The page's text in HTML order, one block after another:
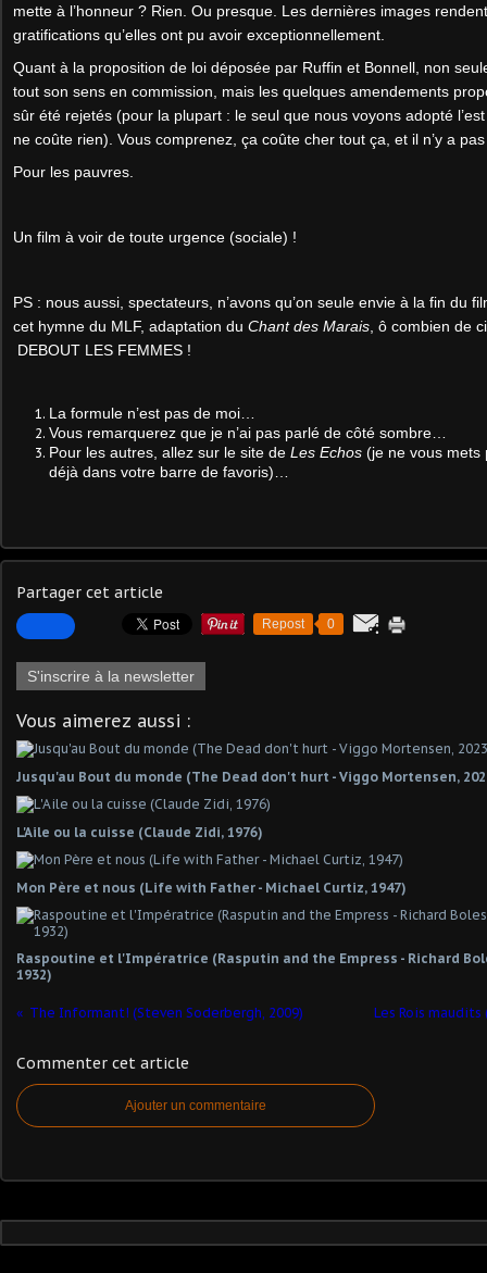
mette à l’honneur ? Rien. Ou presque. Les dernières images
gratifications qu’elles ont pu avoir exceptionnellement.
Quant à la proposition de loi déposée par Ruffin et Bonnell, non
tout son sens en commission, mais les quelques amendements
sûr été rejetés (pour la plupart : le seul que nous voyons adopté
ne coûte rien). Vous comprenez, ça coûte cher tout ça, et il n’y a
Pour les pauvres.
Un film à voir de toute urgence (sociale) !
PS : nous aussi, spectateurs, n’avons qu’on seule envie à la fin du
cet hymne du MLF, adaptation du Chant des Marais , ô combien de
DEBOUT LES FEMMES !
La formule n’est pas de moi…
Vous remarquerez que je n’ai pas parlé de côté sombre…
Pour les autres, allez sur le site de Les Echos (je ne vous mets
déjà dans votre barre de favoris)…
Partager cet article
Repost 0
S'inscrire à la newsletter
Vous aimerez aussi :
Jusqu'au Bout du monde (The Dead don't hurt - Viggo Mortensen,
L'Aile ou la cuisse (Claude Zidi, 1976)
Mon Père et nous (Life with Father - Michael Curtiz, 1947)
Raspoutine et l'Impératrice (Rasputin and the Empress - Richard
1932)
The Informant! (Steven Soderbergh, 2009) Les Rois maudits
Commenter cet article
Ajouter un commentaire